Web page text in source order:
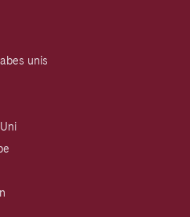
unis